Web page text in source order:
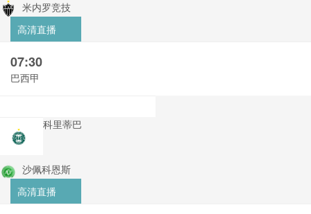
米内罗竞技
高清直播
07:30
巴西甲
科里蒂巴
沙佩科恩斯
高清直播